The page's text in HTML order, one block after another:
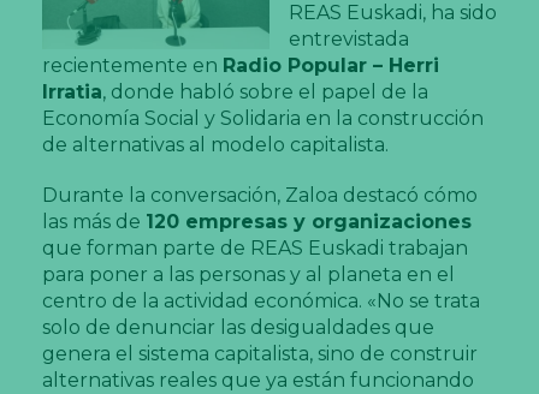
REAS Euskadi, ha sido
entrevistada
recientemente en Radio Popular – Herri
Irratia, donde habló sobre el papel de la
Economía Social y Solidaria en la construcción
de alternativas al modelo capitalista.
Durante la conversación, Zaloa destacó cómo
las más de 120 empresas y organizaciones
que forman parte de REAS Euskadi trabajan
para poner a las personas y al planeta en el
centro de la actividad económica. «No se trata
solo de denunciar las desigualdades que
genera el sistema capitalista, sino de construir
alternativas reales que ya están funcionando